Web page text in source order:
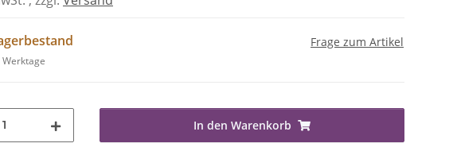
Werktage
Frage zum Artikel
In den Warenkorb